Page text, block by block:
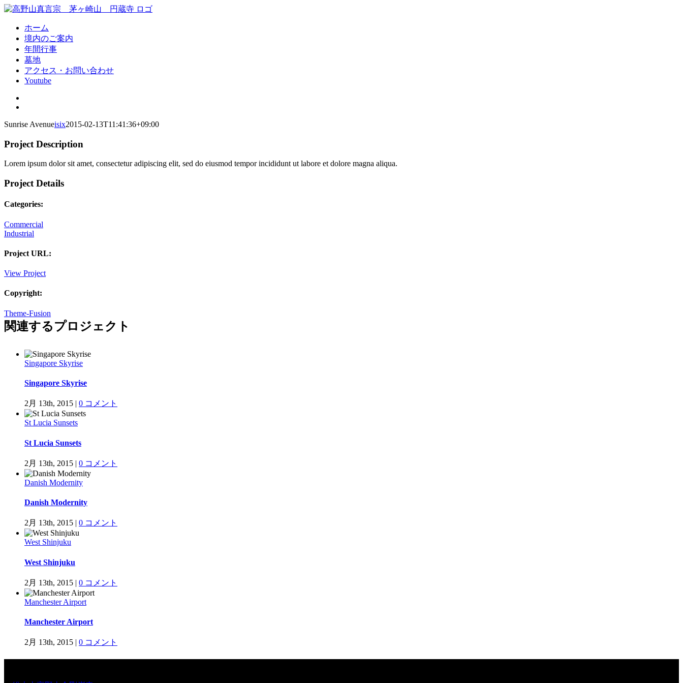
Skip
contentホーム
境内のご案内
年間行事
墓地
アクセス・お問い合わせ
Youtube
Image
Sunrise Avenueisix2015-02-13T11:41:36+09:00
Project Description
Lorem ipsum dolor sit amet, consectetur adipiscing elit, sed do eiusmod tempor incididunt ut labore et dolore magna aliqua.
Project Details
Categories:
Commercial
Industrial
Project URL:
View Project
Copyright:
Theme-Fusion
関連するプロジェクト
Singapore Skyrise
Singapore Skyrise
2月 13th, 2015 | 0 コメント
St Lucia Sunsets
St Lucia Sunsets
2月 13th, 2015 | 0 コメント
Danish Modernity
Danish Modernity
2月 13th, 2015 | 0 コメント
West Shinjuku
West Shinjuku
2月 13th, 2015 | 0 コメント
Manchester Airport
Manchester Airport
2月 13th, 2015 | 0 コメント